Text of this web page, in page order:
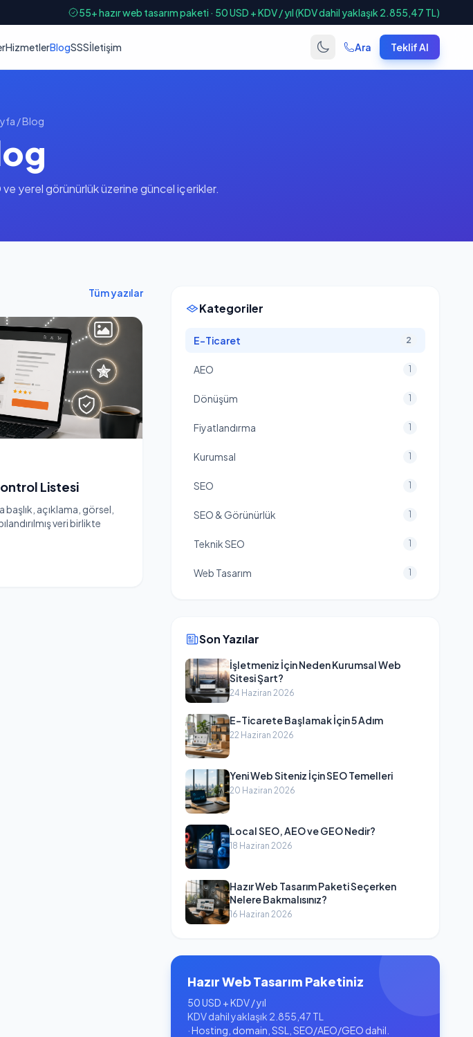
55+ hazır web tasarım paketi · 50 USD + KDV / yıl (KDV dahil yaklaşık 2.855,47 TL)
HizmetlerBlogSSSİletişim Ara Teklif Al
/Blog
yerel görünürlük üzerine güncel içerikler.
Tüm yazılar
Listesi
açıklama, görsel,
veri birlikte
Kategoriler
E-Ticaret 2
AEO 1
Dönüşüm 1
Fiyatlandırma 1
Kurumsal 1
SEO 1
SEO & Görünürlük 1
Teknik SEO 1
Web Tasarım 1
Son Yazılar
İşletmeniz İçin Neden Kurumsal Web
Sitesi Şart?
24 Haziran 2026
E-Ticarete Başlamak İçin 5 Adım
22 Haziran 2026
Yeni Web Siteniz İçin SEO Temelleri
20 Haziran 2026
Local SEO, AEO ve GEO Nedir?
18 Haziran 2026
Hazır Web Tasarım Paketi Seçerken
Nelere Bakmalısınız?
16 Haziran 2026
Hazır Web Tasarım Paketiniz
50 USD + KDV / yıl
KDV dahil yaklaşık 2.855,47 TL
· Hosting, domain, SSL, SEO/AEO/GEO dahil.